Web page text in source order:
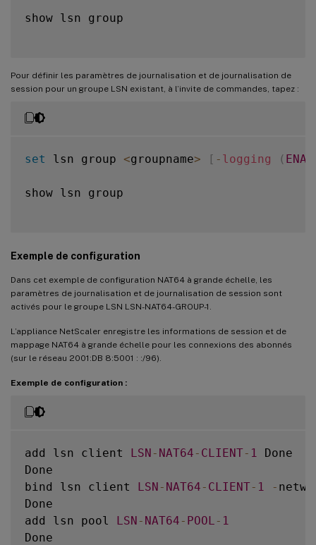
show lsn group
Pour définir les paramètres de journalisation et de journalisation de
session pour un groupe LSN existant, à l’invite de commandes, tapez :
set lsn group <groupname> [ - logging (
show lsn group
Exemple de configuration
Dans cet exemple de configuration NAT64 à grande échelle, les
paramètres de journalisation et de journalisation de session sont
activés pour le groupe LSN LSN-NAT64-GROUP-1.
L’appliance NetScaler enregistre les informations de session et de
mappage NAT64 à grande échelle pour les connexions des abonnés
(sur le réseau 2001:DB 8:5001 : :/96).
Exemple de configuration :
add lsn client LSN - NAT64 - CLIENT- 1
Done
Done
bind lsn client LSN - NAT64 - CLIENT- 1 -
Done
add lsn pool LSN - NAT64 - POOL - 1
Done